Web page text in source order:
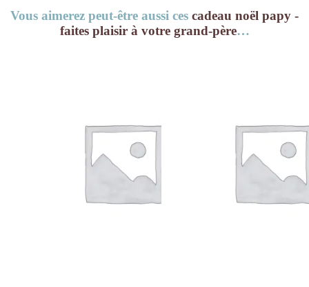
Vous aimerez peut-être aussi ces cadeau noël papy -
faites plaisir à votre grand-père…